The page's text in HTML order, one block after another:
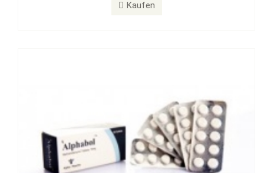
Kaufen
Alphabol 10mg Tablets, 50 Tablets